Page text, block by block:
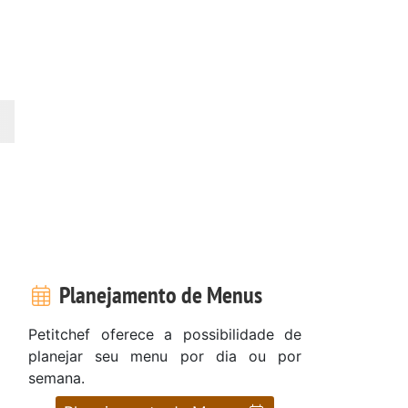
Planejamento de Menus
Petitchef oferece a possibilidade de
planejar seu menu por dia ou por
semana.